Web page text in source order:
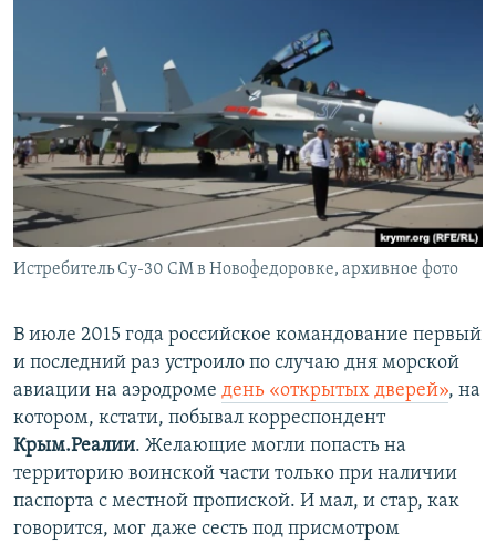
Истребитель Су-30 СМ в Новофедоровке, архивное фото
В июле 2015 года российское командование первый
и последний раз устроило по случаю дня морской
авиации на аэродроме день «открытых дверей», на
котором, кстати, побывал корреспондент
Крым.Реалии. Желающие могли попасть на
территорию воинской части только при наличии
паспорта с местной пропиской. И мал, и стар, как
говорится, мог даже сесть под присмотром